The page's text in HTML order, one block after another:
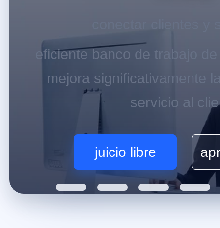
eficiente banco de trabajo
mejora significativamente
servicio al
juicio libre